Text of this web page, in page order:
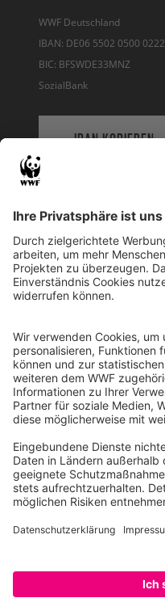
WWF Deutschland
IBAN: DE06 5502 0500
BIC: BFSWDE33MNZ
SozialBank
IBAN KOPIEREN
WWF Deutschland
Reinhardtstr. 18
10117 Berlin
Ihre Spende kann
Registriert als Stiftung
Justiz Berlin, Az: 3416/976/2
Umsatzsteuer-
Freistellungsbescheid: Als
von der
Steuernummer 27/641/